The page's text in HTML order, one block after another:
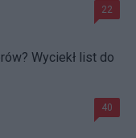
22
Wyciekł list do
40